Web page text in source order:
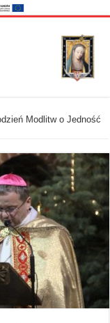
Modlitw o Jedność